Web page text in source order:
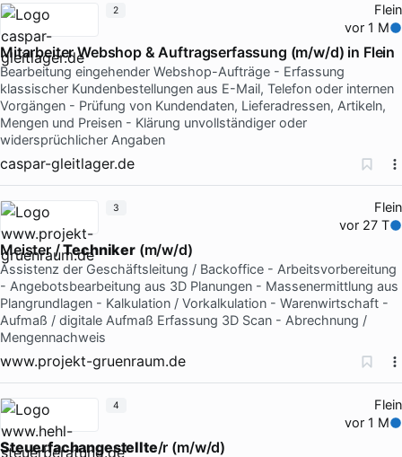
Flein
vor 1 M
Mitarbeiter Webshop & Auftragserfassung (m/w/d) in Flein
Bearbeitung eingehender Webshop-Aufträge - Erfassung
klassischer Kundenbestellungen aus E-Mail, Telefon oder internen
Vorgängen - Prüfung von Kundendaten, Lieferadressen, Artikeln,
Mengen und Preisen - Klärung unvollständiger oder
widersprüchlicher Angaben
caspar-gleitlager.de
2
Flein
vor 27 T
Meister /Techniker(m/w/d)
Assistenz der Geschäftsleitung / Backoffice - Arbeitsvorbereitung
- Angebotsbearbeitung aus 3D Planungen - Massenermittlung aus
Plangrundlagen - Kalkulation / Vorkalkulation - Warenwirtschaft -
Aufmaß / digitale Aufmaß Erfassung 3D Scan - Abrechnung /
Mengennachweis
www.projekt-gruenraum.de
3
Flein
vor 1 M
Steuerfachangestellte/r (m/w/d)
4